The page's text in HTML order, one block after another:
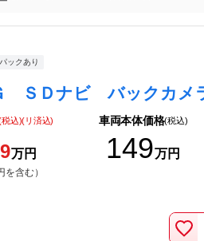
ックあり
税込)(リ済込)
9万円
を含む）
車両本体価格(税込)
149万円